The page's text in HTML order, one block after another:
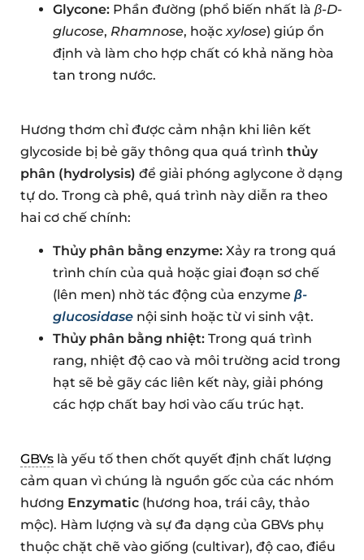
Glycone: Phần đường (phổ biến nhất là β-D-
glucose, Rhamnose, hoặcxylose) giúp ổn
định và làm cho hợp chất có khả năng hòa
tan trong nước.
Hương thơm chỉ được cảm nhận khi liên kết
glycoside bị bẻ gãy thông qua quá trình thủy
phân (hydrolysis) để giải phóng aglycone ở dạng
tự do. Trong cà phê, quá trình này diễn ra theo
hai cơ chế chính:
Thủy phân bằng enzyme: Xảy ra trong quá
trình chín của quả hoặc giai đoạn sơ chế
(lên men) nhờ tác động của enzyme β-
glucosidase nội sinh hoặc từ vi sinh vật.
Thủy phân bằng nhiệt: Trong quá trình
rang, nhiệt độ cao và môi trường acid trong
hạt sẽ bẻ gãy các liên kết này, giải phóng
các hợp chất bay hơi vào cấu trúc hạt.
GBVs là yếu tố then chốt quyết định chất lượng
cảm quan vì chúng là nguồn gốc của các nhóm
hương Enzymatic (hương hoa, trái cây, thảo
mộc). Hàm lượng và sự đa dạng của GBVs phụ
thuộc chặt chẽ vào giống (cultivar), độ cao, điều